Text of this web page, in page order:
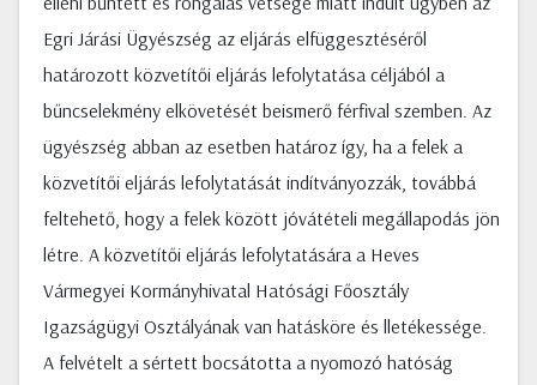
Egri Járási Ügyészség az eljárás elfüggesztéséről
határozott közvetítői eljárás lefolytatása céljából a
bűncselekmény elkövetését beismerő férfival szemben. Az
ügyészség abban az esetben határoz így, ha a felek a
közvetítői eljárás lefolytatását indítványozzák, továbbá
feltehető, hogy a felek között jóvátételi megállapodás jön
létre. A közvetítői eljárás lefolytatására a Heves
Vármegyei Kormányhivatal Hatósági Főosztály
Igazságügyi Osztályának van hatásköre és lletékessége.
A felvételt a sértett bocsátotta a nyomozó hatóság